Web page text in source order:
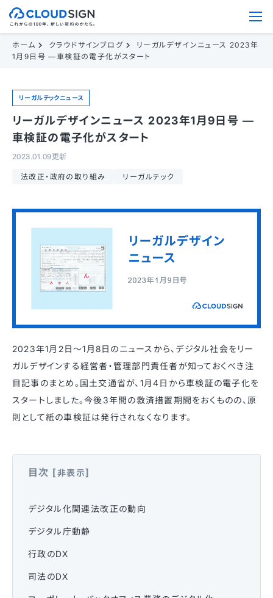
ホーム クラウドサインブログ
リーガルデザインニュース 2023年
1月9日号 —車検証の電子化がスタート
リーガルテックニュース
リーガルデザインニュース 2023年1月9日号 —
車検証の電子化がスタート
2023.01.09更新
法改正・政府の取り組み リーガルテック
2023年1月2日〜1月8日のニュースから、デジタル社会をリー
ガルデザインする経営者・管理部門責任者が知っておくべき注
目記事のまとめ。国土交通省が、1月4日から車検証の電子化を
スタートしました。今後3年間の救済措置期間をおくものの、原
則として紙の車検証は発行されなくなります。
目次 [非表示]
デジタル化関連法改正の動向
デジタル庁動静
行政のDX
司法のDX